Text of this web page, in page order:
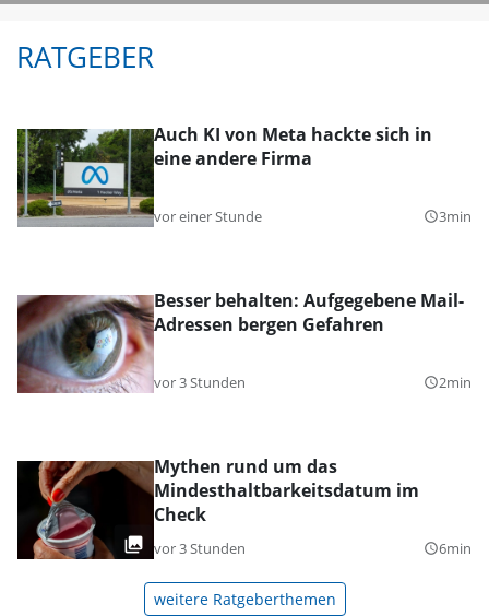
RATGEBER
Auch KI von Meta hackte sich in
eine andere Firma
vor einer Stunde query_builder3min
Besser behalten: Aufgegebene Mail-
Adressen bergen Gefahren
vor 3 Stunden query_builder2min
Mythen rund um das
Mindesthaltbarkeitsdatum im
Check
vor 3 Stunden query_builder6min
weitere Ratgeberthemen